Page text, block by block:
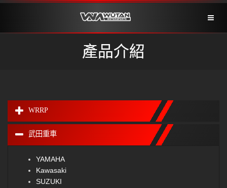
產品介紹
WRRP
武田重車
YAMAHA
Kawasaki
SUZUKI